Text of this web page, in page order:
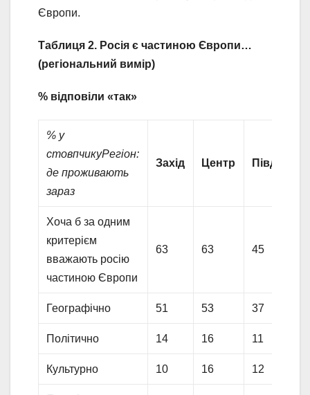
Європи.
Таблиця 2. Росія є частиною Європи…
(регіональний вимір)
% відповіли «так»
% у
стовпчикуРегіон:
де проживають
зараз
Захід Центр Південь
Хоча б за одним
критерієм
вважають росію
частиною Європи
63 63 45
Географічно 51 53 37
Політично 14 16 11
Культурно 10 16 12